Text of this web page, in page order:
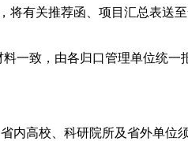
有关推荐函、项目汇总表送
一致，由各归口管理单位统
高校、科研院所及省外单